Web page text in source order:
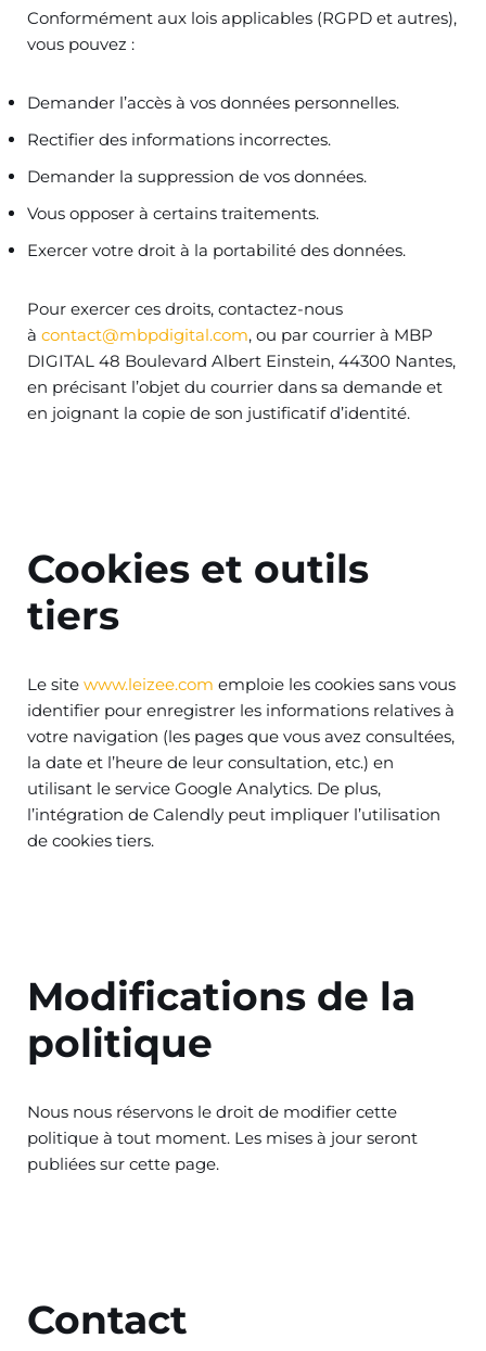
Conformément aux lois applicables (RGPD et autres),
vous pouvez :
Demander l’accès à vos données personnelles.
Rectifier des informations incorrectes.
Demander la suppression de vos données.
Vous opposer à certains traitements.
Exercer votre droit à la portabilité des données.
Pour exercer ces droits, contactez-nous
à contact@mbpdigital.com, ou par courrier à MBP
DIGITAL 48 Boulevard Albert Einstein, 44300 Nantes,
en précisant l’objet du courrier dans sa demande et
en joignant la copie de son justificatif d’identité.
Cookies et outils
tiers
Le site www.leizee.com emploie les cookies sans vous
identifier pour enregistrer les informations relatives à
votre navigation (les pages que vous avez consultées,
la date et l’heure de leur consultation, etc.) en
utilisant le service Google Analytics. De plus,
l’intégration de Calendly peut impliquer l’utilisation
de cookies tiers.
Modifications de la
politique
Nous nous réservons le droit de modifier cette
politique à tout moment. Les mises à jour seront
publiées sur cette page.
Contact